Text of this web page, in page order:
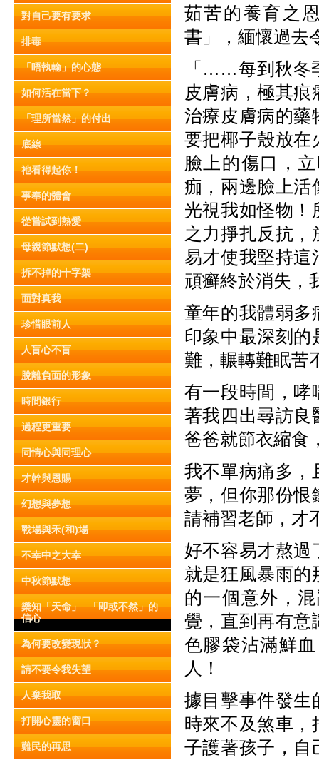
對自己要有要求
排毒
「唔執輸」的心態
如何活在當下？
「理所當然」的付出
底線
祂看得起你！
事奉的體會
從嘗試到熱愛
母親節默想(二)
拆不掉的十字架
面對真我
珍惜眼前人
人盲心不盲
脫離負面的形象
時間銀行
過程更重要
同情心與同理心
才幹與恩賜
幻想與夢想
戰場與禾(和)場
不幸中之大幸
中秋節默想
樂知「天命」─「即或不然」的
信心
為何要改變現狀？
請不要令我失望
人棄我取
打開心靈的窗口
難民的再思
茹苦的養育之
書」，緬懷過去
「……每到秋冬
皮膚病，極其
治療皮膚病的藥
要把椰子殼放在
臉上的傷口，
痂，兩邊臉上活
光視我如怪物！
之力掙扎反抗
易才使我堅持這
頑癣終於消失，
童年的我體弱多
印象中最深刻的
難，輾轉難眠苦
有一段時間，哮
著我四出尋訪良
爸爸就節衣縮食
我不單病痛多，
夢，但你那份恨
請補習老師，才
好不容易才熬過
就是狂風暴雨的
的一個意外，
覺，直到再有意
色膠袋沾滿鮮
人！
據目擊事件發生
時來不及煞車，
子護著孩子，自